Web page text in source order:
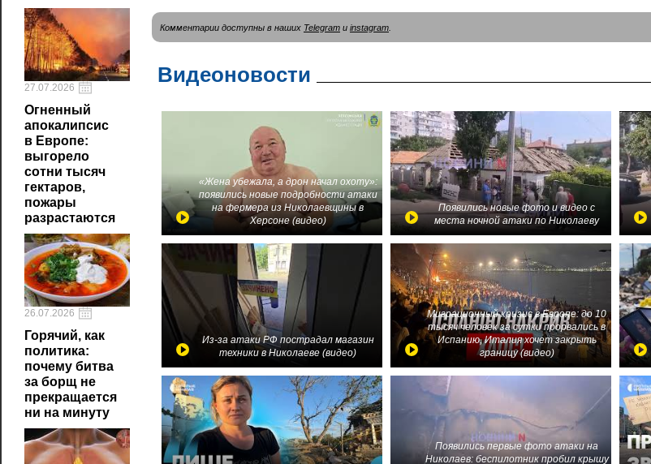
27.07.2026
Огненный
апокалипсис
в Европе:
выгорело
сотни тысяч
гектаров,
пожары
разрастаются
26.07.2026
Горячий, как
политика:
почему битва
за борщ не
прекращается
ни на минуту
Комментарии доступны в наших Telegram и instagram
Видеоновости
«Жена убежала, а дрон начал охоту»:
появились новые подробности атаки
на фермера из Николаевщины в
Херсоне (видео)
Появились новые фото и видео с
места ночной атаки по Николаеву
Из-за атаки РФ пострадал магазин
техники в Николаеве (видео)
Миграционный кризис в Европе: до 10
тысяч человек за сутки прорвались в
Испанию, Италия хочет закрыть
границу (видео)
Появились первые фото атаки на
Николаев: беспилотник пробил крышу